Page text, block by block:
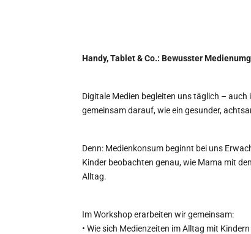
Handy, Tablet & Co.: Bewusster
Digitale Medien begleiten uns täglich –
gemeinsam darauf, wie ein gesunder,
Denn: Medienkonsum beginnt bei uns
Kinder beobachten genau, wie Mama mit
Alltag.
Im Workshop erarbeiten wir gemeinsam:
• Wie sich Medienzeiten im Alltag mit